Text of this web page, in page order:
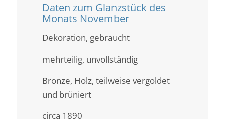
Daten zum Glanzstück des
Monats November
Dekoration, gebraucht
mehrteilig, unvollständig
Bronze, Holz, teilweise vergoldet
und brüniert
circa 1890